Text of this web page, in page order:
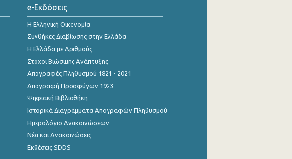
e-Εκδόσεις
Η Ελληνική Οικονομία
Συνθήκες Διαβίωσης στην Ελλάδα
Η Ελλάδα με Αριθμούς
Στόχοι Βιώσιμης Ανάπτυξης
Απογραφές Πληθυσμού 1821 - 2021
Απογραφή Προσφύγων 1923
Ψηφιακή Βιβλιοθήκη
Ιστορικά Διαγράμματα Απογραφών Πληθυσμού
Ημερολόγιο Ανακοινώσεων
Νέα και Ανακοινώσεις
Εκθέσεις SDDS